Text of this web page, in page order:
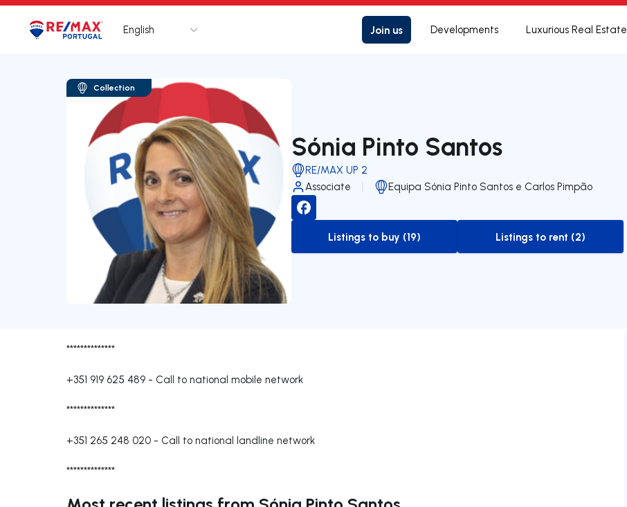
Logo Go to homepage
English Join us Developments Luxurious Real Estate
Collection
Sónia Pinto Santos
RE/MAX UP 2
Associate
Equipa Sónia Pinto Santos e Carlos Pimpão
to-buy-listing
Listings to buy (19)
to-rent-listing
Listings to rent (2)
**************
+351 919 625 489 - Call to national mobile network
**************
+351 265 248 020 - Call to national landline network
**************